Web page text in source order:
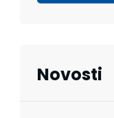
Novosti